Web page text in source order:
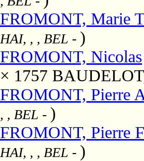
FROMONT, Marie
HAI, , , BEL - )
FROMONT, Nicolas
× 1757
FROMONT, Pierre
, , BEL - )
FROMONT, Pierre
HAI, , , BEL - )